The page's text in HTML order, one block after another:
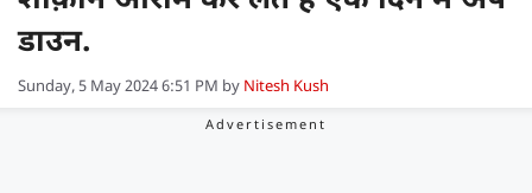
डाउन.
Sunday, 5 May 2024 6:51 PM by Nitesh Kush